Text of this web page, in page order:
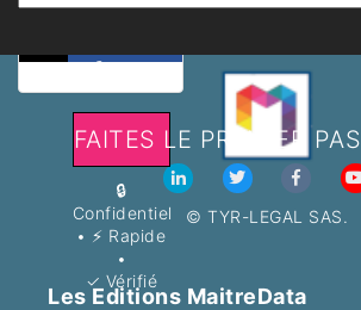
faut
FAITES LE PREMIER PAS
🔒
Confidentiel
• ⚡ Rapide
•
✓ Vérifié
© TYR-LEGAL SAS.
Les Editions MaitreData